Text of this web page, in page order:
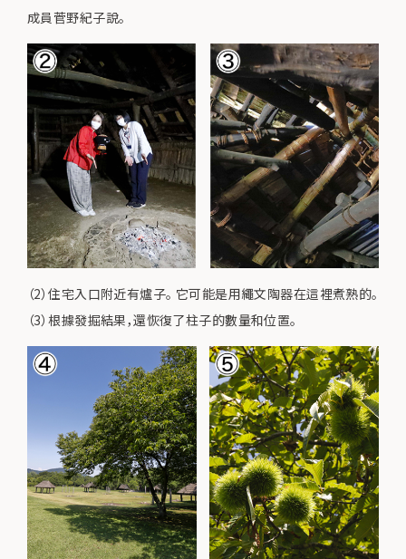
成員菅野紀子說。
（2）住宅入口附近有爐子。 它可能是用繩文陶器在這裡煮熟的。
（3）根據發掘結果，還恢復了柱子的數量和位置。